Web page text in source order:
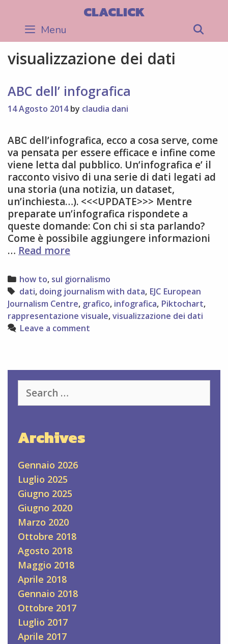
content
CLACLICK
Menu
visualizzazione dei dati
ABC dell’ infografica
14 Agosto 2014 by claudia dani
ABC dell’infografica, ecco a cosa serve, come
va pensata per essere efficace e infine come
viene letta dal pubblico. Un’infografica e’ il
racconto visivo di una serie di dati legati ad
una storia (una notizia, un dataset,
un’inchiesta…). <<<UPDATE>>> Mentre
preparate un’infografica rispondete a
queste domande: Con chi si sta parlando?
Come è possibile aggiungere informazioni
… Read moreABC
infografica
Categories
how to, sul giornalismo
Tags
dati, doing journalism with data, EJC European
Journalism Centre, grafico, infografica, Piktochart,
rappresentazione visuale,visualizzazione dei dati
Leave a comment
for:
Archives
Gennaio 2026
Luglio 2025
Giugno 2025
Giugno 2020
Marzo 2020
Ottobre 2018
Agosto 2018
Maggio 2018
Aprile 2018
Gennaio 2018
Ottobre 2017
Luglio 2017
Aprile 2017